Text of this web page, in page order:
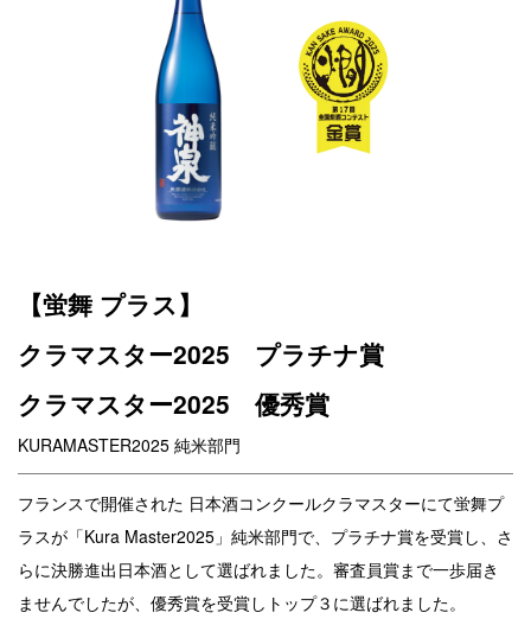
【蛍舞 プラス】
クラマスター2025 プラチナ賞
クラマスター2025 優秀賞
KURAMASTER2025 純米部門
フランスで開催された 日本酒コンクールクラマスターにて蛍舞プ
ラスが「Kura Master2025」純米部門で、プラチナ賞を受賞し、さ
らに決勝進出日本酒として選ばれました。審査員賞まで一歩届き
ませんでしたが、優秀賞を受賞しトップ３に選ばれました。